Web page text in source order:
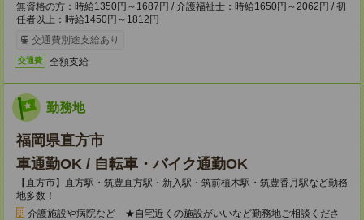
無資格の方：時給1350円～1687円 / 介護福祉士：時給1650円～2062円 / 初
任者以上：時給1450円～1812円
交通費別途支給あり
交通費 全額支給
勤務地
福岡県直方市
車通勤OK / 自転車・バイク通勤OK
【直方市】直方駅・筑豊直方駅・新入駅・筑前植木駅・筑豊香月駅など勤務
地多数！
介護施設や病院など ★自宅近くの施設がいいなど勤務地ご相談くださ